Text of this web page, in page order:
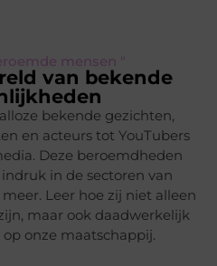
mensen "
van bekende
bekende gezichten,
en acteurs tot YouTubers
Deze beroemdheden
in de sectoren van
Leer hoe zij niet alleen
maar ook daadwerkelijk
onze maatschappij.